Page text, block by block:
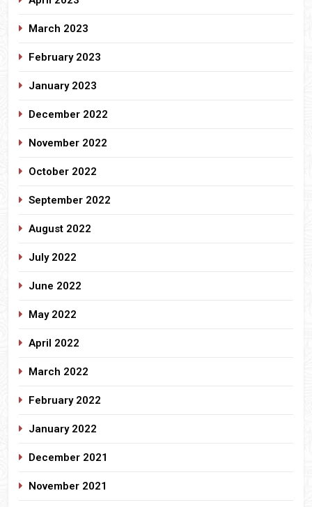
March 2023
February 2023
January 2023
December 2022
November 2022
October 2022
September 2022
August 2022
July 2022
June 2022
May 2022
April 2022
March 2022
February 2022
January 2022
December 2021
November 2021